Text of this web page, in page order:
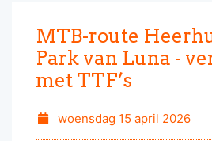
MTB-route
Park van Luna -
met TTF’s
woensdag 15 april 2026